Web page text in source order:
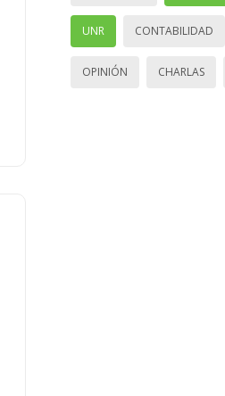
UNR CONTABILIDAD
OPINIÓN CHARLAS